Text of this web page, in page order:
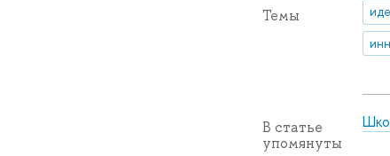
Темы
В статье
упомянуты